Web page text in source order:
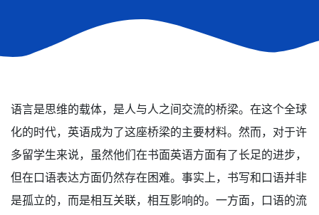
语言是思维的载体，是人与人之间交流的桥梁。在这个全球
化的时代，英语成为了这座桥梁的主要材料。然而，对于许
多留学生来说，虽然他们在书面英语方面有了长足的进步，
但在口语表达方面仍然存在困难。事实上，书写和口语并非
是孤立的，而是相互关联，相互影响的。一方面，口语的流